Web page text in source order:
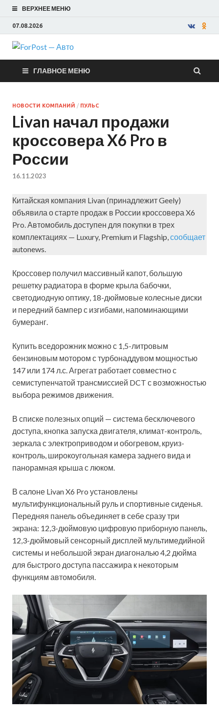
ВЕРХНЕЕ МЕНЮ
07.08.2026
ForPost —
Авто
ГЛАВНОЕ МЕНЮ
НОВОСТИ КОМПАНИЙ / ПУЛЬС
Livan начал продажи
кроссовера X6 Pro в
России
16.11.2023
Китайская компания Livan (принадлежит Geely)
объявила о старте продаж в России кроссовера X6
Pro. Автомобиль доступен для покупки в трех
комплектациях — Luxury, Premium и Flagship,сообщает
autonews.
Кроссовер получил массивный капот, большую
решетку радиатора в форме крыла бабочки,
светодиодную оптику, 18-дюймовые колесные диски
и передний бампер с изгибами, напоминающими
бумеранг.
Купить вседорожник можно с 1,5-литровым
бензиновым мотором с турбонаддувом мощностью
147 или 174 л.с. Агрегат работает совместно с
семиступенчатой трансмиссией DCT с возможностью
выбора режимов движения.
В списке полезных опций — система бесключевого
доступа, кнопка запуска двигателя, климат-контроль,
зеркала с электроприводом и обогревом, круиз-
контроль, широкоугольная камера заднего вида и
панорамная крыша с люком.
В салоне Livan X6 Pro установлены
мультифункциональный руль и спортивные сиденья.
Передняя панель объединяет в себе сразу три
экрана: 12,3-дюймовую цифровую приборную панель,
12,3-дюймовый сенсорный дисплей мультимедийной
системы и небольшой экран диагональю 4,2 дюйма
для быстрого доступа пассажира к некоторым
функциям автомобиля.